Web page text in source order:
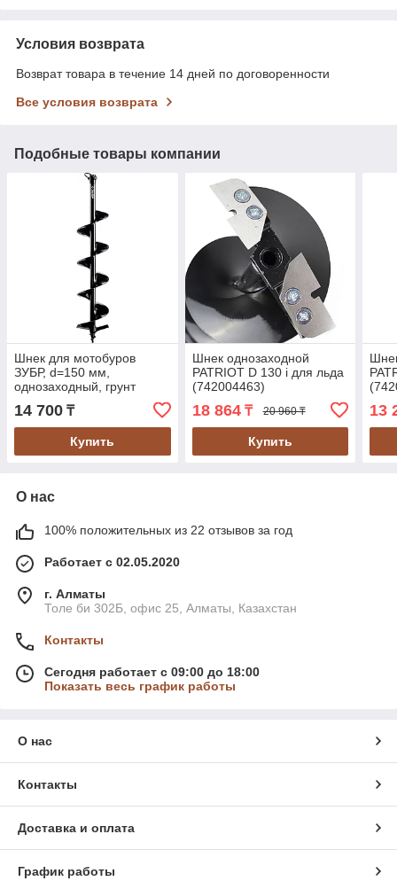
Условия возврата
Возврат товара в течение 14 дней по договоренности
Все условия возврата
Подобные товары компании
Шнек для мотобуров
ЗУБР, d=150 мм,
однозаходный, грунт
(7051-15)
14 700 ₸
Купить
Шнек однозаходной
PATRIOT D 130 i для льда
(742004463)
18 864₸ 20 960 ₸
Купить
13
О нас
100% положительных из 22 отзывов за год
Работает с 02.05.2020
г. Алматы
Толе би 302Б, офис 25, Алматы, Казахстан
Контакты
Сегодня работает с 09:00 до 18:00
Показать весь график работы
О нас
Контакты
Доставка и оплата
График работы